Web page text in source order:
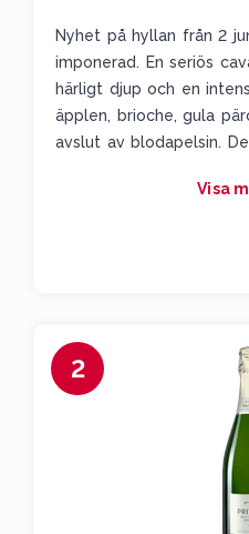
Nyhet på hyllan från 2
imponerad. En seriös
härligt djup och en
äpplen, brioche, gula
avslut av blodapelsin.
Visa
2